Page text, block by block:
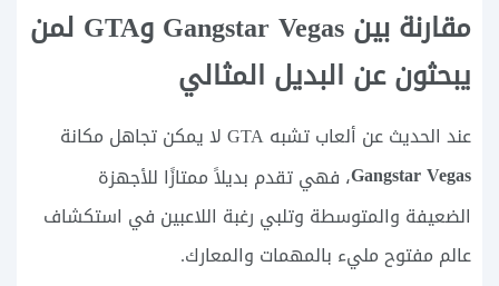
مقارنة بين Gangstar Vegas وGTA لمن
يبحثون عن البديل المثالي
عند الحديث عن ألعاب تشبه GTA لا يمكن تجاهل مكانة
Gangstar Vegas، فهي تقدم بديلاً ممتازًا للأجهزة
الضعيفة والمتوسطة وتلبي رغبة اللاعبين في استكشاف
عالم مفتوح مليء بالمهمات والمعارك.